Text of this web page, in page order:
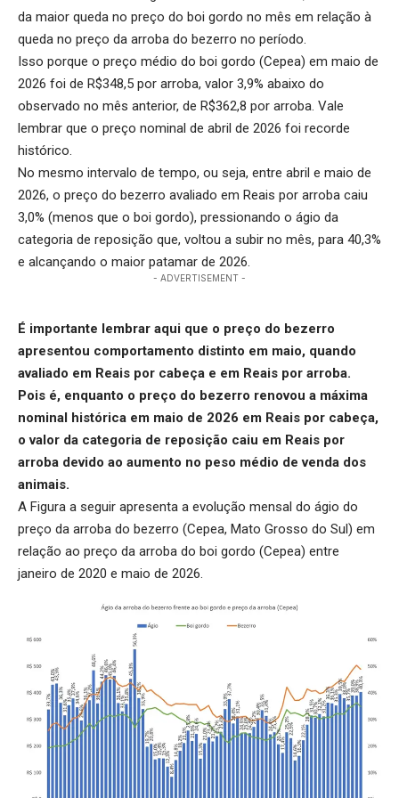
da maior queda no preço do boi gordo no mês em relação à
queda no preço da arroba do bezerro no período.
Isso porque o preço médio do boi gordo (Cepea) em maio de
2026 foi de R$348,5 por arroba, valor 3,9% abaixo do
observado no mês anterior, de R$362,8 por arroba. Vale
lembrar que o preço nominal de abril de 2026 foi recorde
histórico.
No mesmo intervalo de tempo, ou seja, entre abril e maio de
2026, o preço do bezerro avaliado em Reais por arroba caiu
3,0% (menos que o boi gordo), pressionando o ágio da
categoria de reposição que, voltou a subir no mês, para 40,3%
e alcançando o maior patamar de 2026.
- ADVERTISEMENT -
É importante lembrar aqui que o preço do bezerro
apresentou comportamento distinto em maio, quando
avaliado em Reais por cabeça e em Reais por arroba.
Pois é, enquanto o preço do bezerro renovou a máxima
nominal histórica em maio de 2026 em Reais por cabeça,
o valor da categoria de reposição caiu em Reais por
arroba devido ao aumento no peso médio de venda dos
animais.
A Figura a seguir apresenta a evolução mensal do ágio do
preço da arroba do bezerro (Cepea, Mato Grosso do Sul) em
relação ao preço da arroba do boi gordo (Cepea) entre
janeiro de 2020 e maio de 2026.